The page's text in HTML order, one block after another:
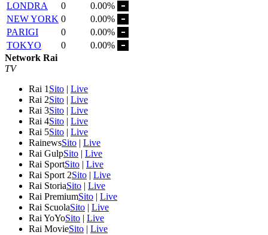
LONDRA
0
0.00%
NEW YORK 0
0.00%
PARIGI
0
0.00%
TOKYO
0
0.00%
Network Rai
TV
Rai 1 Sito | Live
Rai 2Sito | Live
Rai 3Sito | Live
Rai 4Sito | Live
Rai 5Sito | Live
RainewsSito | Live
Rai GulpSito | Live
Rai SportSito | Live
Rai Sport 2Sito | Live
Rai StoriaSito | Live
Rai PremiumSito | Live
Rai ScuolaSito | Live
Rai YoYoSito | Live
Rai MovieSito | Live